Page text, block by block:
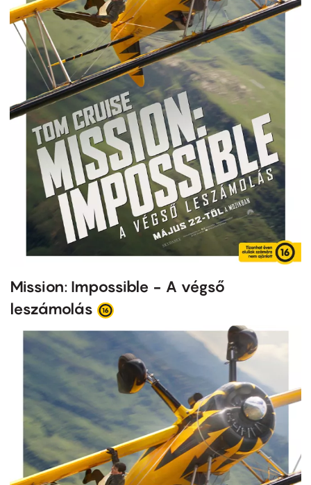
Mission: Impossible - A végső
leszámolás